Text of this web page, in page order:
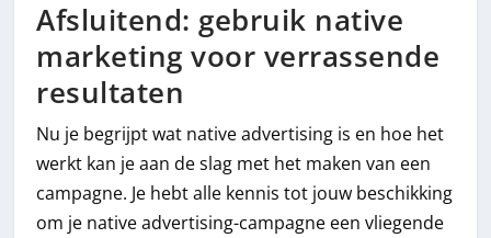
Afsluitend: gebruik native
marketing voor verrassende
resultaten
Nu je begrijpt wat native advertising is en hoe het
werkt kan je aan de slag met het maken van een
campagne. Je hebt alle kennis tot jouw beschikking
om je native advertising-campagne een vliegende